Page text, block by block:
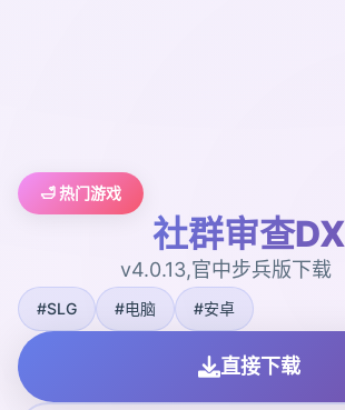
🛁 热门游戏
社群审查DX
v4.0.13,官中步兵版下载
#SLG #电脑 #安卓
直接下载